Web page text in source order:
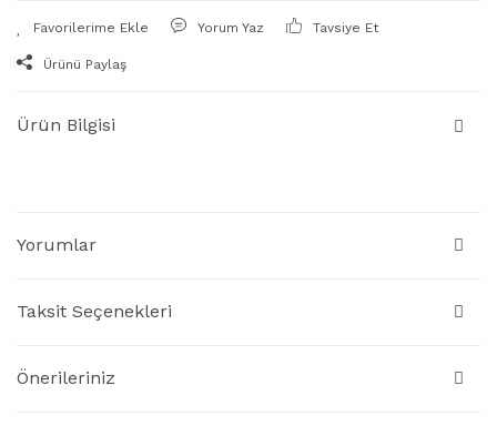
Yorum Yaz Tavsiye Et
Ürünü Paylaş
Ürün Bilgisi
Yorumlar
Taksit Seçenekleri
Önerileriniz